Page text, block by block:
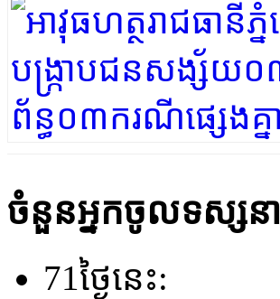
ចំនួនអ្នកចូលទស្សនា
71ថ្ងៃនេះ: